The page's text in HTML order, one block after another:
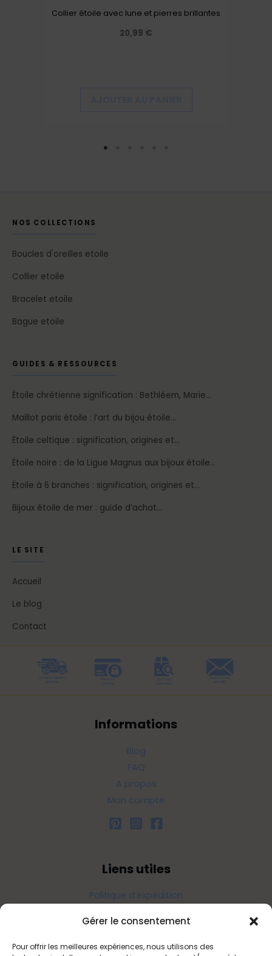
Gérer le consentement
Pour offrir les meilleures expériences, nous utilisons des
Collier étoile avec lune et pierres brillantes
20,99 €
NOS COLLECTIONS
Boucles d'oreilles etoile
Collier etoile
Bracelet etoile
Bague etoile
GUIDES & RESSOURCES
Étoile chrétienne signification : Bethléem, Marie…
Maillot paris étoile : l’art du bijou étoile…
Étoile celtique : signification, origines et…
Étoile noire : de la Ligue Magnus aux bijoux étoile…
Étoile à 6 branches : signification, origines et…
Bijoux étoile de mer : guide d’achat…
LE SITE
Accueil
Le blog
Contact
Informations
Blog
FAQ
A propos
Mon compte
Liens utiles
Politique d’expédition
Politique de remboursements
Conditions générales de vente et d’utilisation